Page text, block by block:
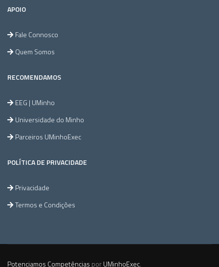
APOIO
Fale Connosco
Quem Somos
RECOMENDAMOS
EEG | UMinho
Universidade do Minho
Parceiros UMinhoExec
POLÍTICA DE PRIVACIDADE
Privacidade
Termos e Condições
Potenciamos Competências porUMinhoExec.